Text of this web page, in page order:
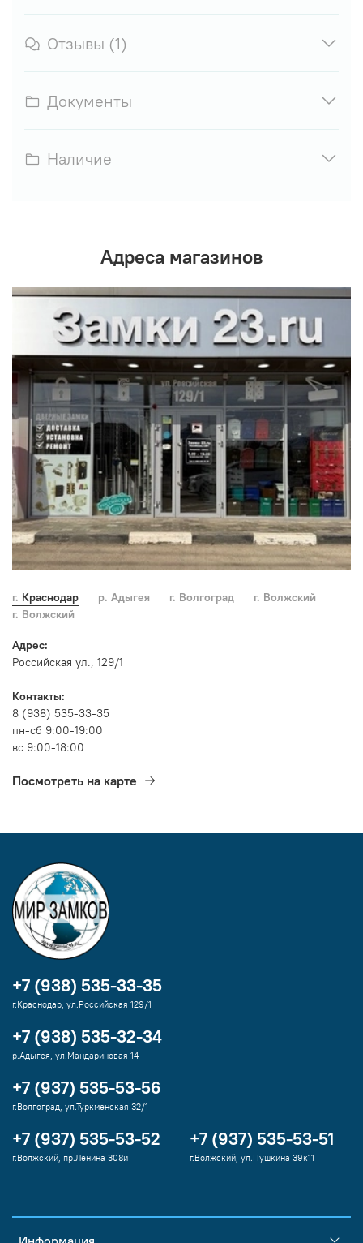
Отзывы (1)
Документы
Наличие
Адреса магазинов
г. Краснодар р. Адыгея г. Волгоград
г. Волжский
г. Волжский
Адрес:
Российская ул., 129/1
Контакты:
8 (938) 535-33-35
пн-сб 9:00-19:00
вс 9:00-18:00
Посмотреть на карте
+7 (938) 535-33-35
г.Краснодар, ул.Российская 129/1
+7 (938) 535-32-34
р.Адыгея, ул.Мандариновая 14
+7 (937) 535-53-56
г.Волгоград, ул.Туркменская 32/1
+7 (937) 535-53-52
г.Волжский, пр.Ленина 308и
+7 (937) 535-53-51
г.Волжский, ул.Пушкина 39к11